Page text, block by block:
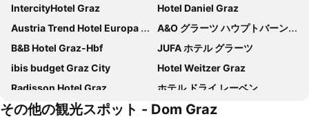
IntercityHotel Graz
Hotel Daniel Graz
Austria Trend Hotel Europa Graz Hauptbahnhof
A&O グラーツ ハウプトバーンホフ
B&B Hotel Graz-Hbf
JUFA ホテル グラーツ
ibis budget Graz City
Hotel Weitzer Graz
Radisson Hotel Graz
ホテル ドライ レーベン
Hotel Mercure Graz City
Motel One Graz
その他の観光スポット - Dom Graz